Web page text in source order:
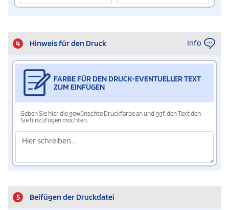
4 Hinweis für den Druck Info
FARBE FÜR DEN DRUCK-EVENTUELLER TEXT
ZUM EINFÜGEN
Geben Sie hier die gewünschte Druckfarbe an und ggf. den Text den
Sie hinzufügen möchten.
5 Beifügen der Druckdatei